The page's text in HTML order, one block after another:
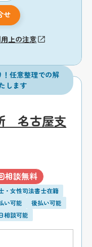
せ
上の注意
！任意整理での解
します
名古屋支
相談無料
・女性司法書士在籍
い可能
後払い可能
相談可能